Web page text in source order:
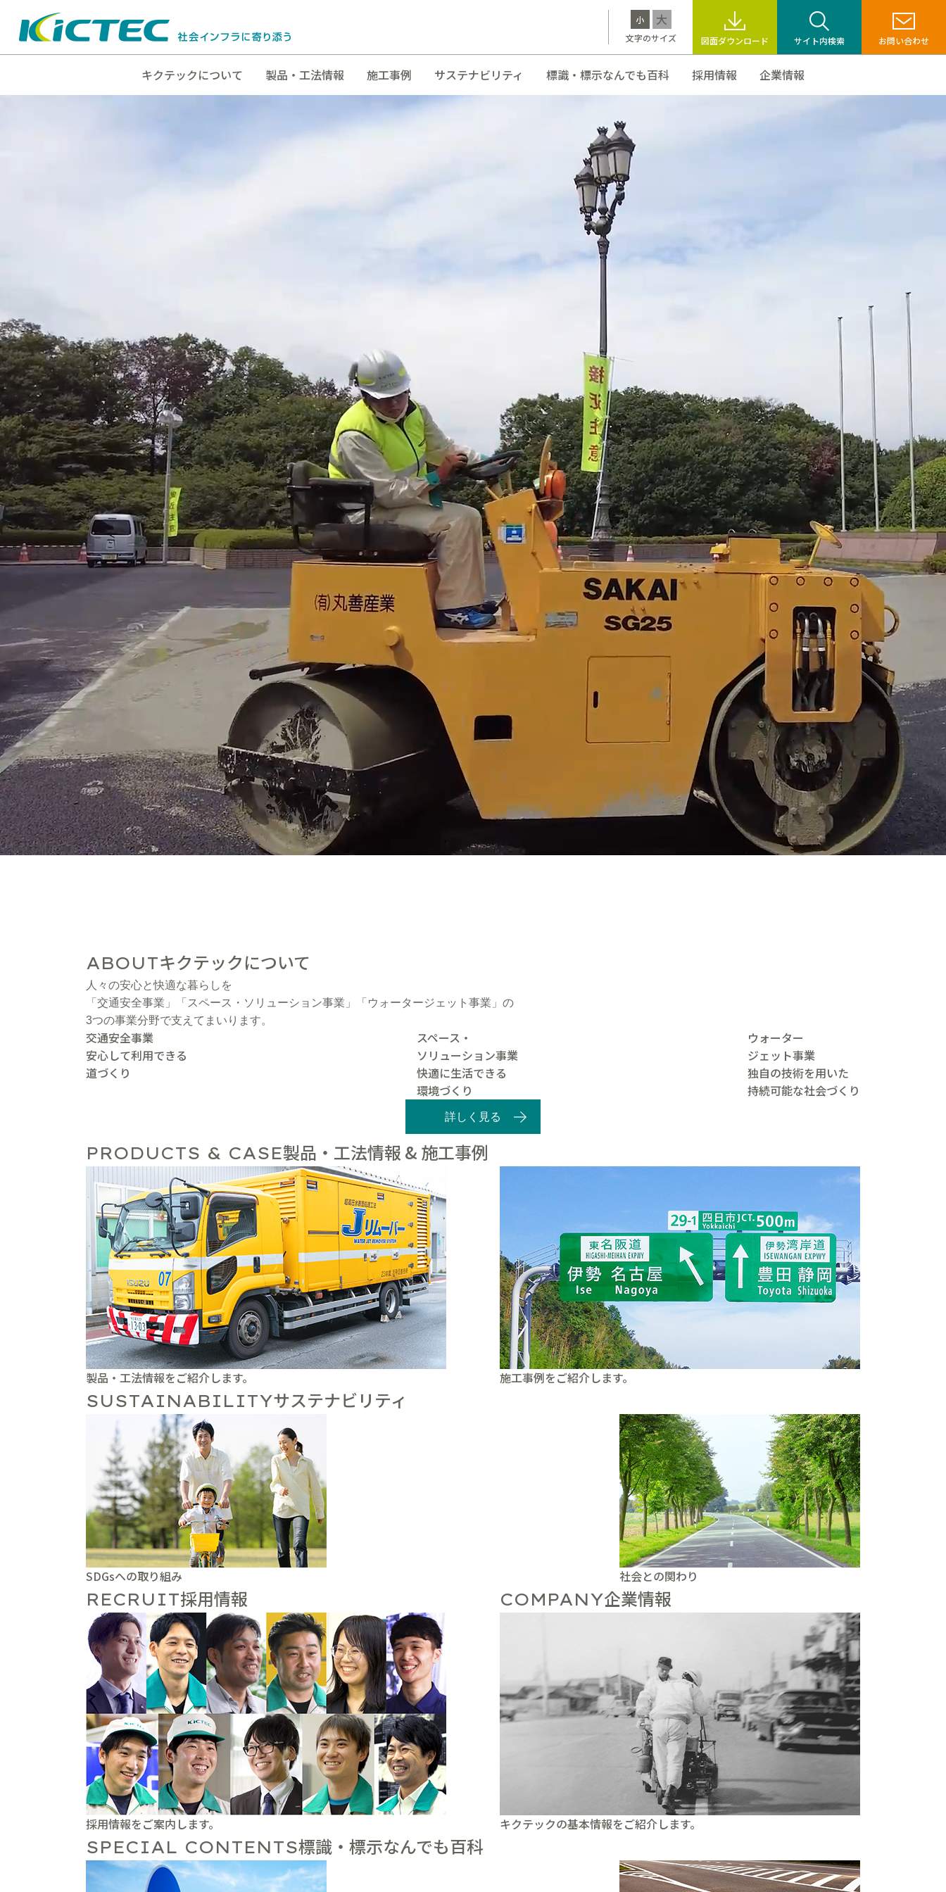
小 大
文字のサイズ 図面ダウンロード サイト内検索 お問い合わせ
キクテックについて 製品・工法情報 施工事例 サステナビリティ 標識・標示なんでも百科 採用情報 企業情報
ABOUTキクテックについて
人々の安心と快適な暮らしを
「交通安全事業」「スペース・ソリューション事業」「ウォータージェット事業」の
3つの事業分野で支えてまいります。
交通安全事業
安心して利用できる
道づくり
スペース・
ソリューション事業
快適に生活できる
環境づくり
ウォーター
ジェット事業
独自の技術を用いた
持続可能な社会づくり
詳しく見る
PRODUCTS & CASE製品・工法情報 & 施工事例
製品・工法情報をご紹介します。 施工事例をご紹介します。
SUSTAINABILITYサステナビリティ
SDGsへの取り組み 社会との関わり
RECRUIT採用情報
採用情報をご案内します。
COMPANY企業情報
キクテックの基本情報をご紹介します。
SPECIAL CONTENTS標識・標示なんでも百科